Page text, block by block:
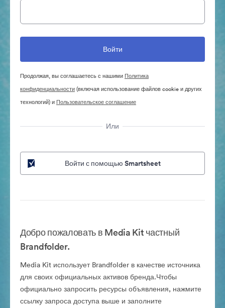
Продолжая, вы соглашаетесь с нашими Политика
конфиденциальности(включая использование файлов cookie и других
технологий) и Пользовательское соглашение
Или
Войти с помощью Smartsheet
Добро пожаловать в Media Kit частный
Brandfolder.
Media Kit использует Brandfolder в качестве источника
для своих официальных активов бренда.Чтобы
официально запросить ресурсы объявления, нажмите
ссылку запроса доступа выше и заполните